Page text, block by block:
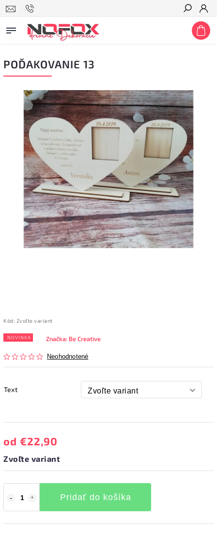
Hľadať
POĎAKOVANIE 13
Kód: Zvoľte variant
NOVINKA
Neohodnotené
Značka: Be Creative
Text
od €22,90
Zvoľte variant
Pridať do košíka